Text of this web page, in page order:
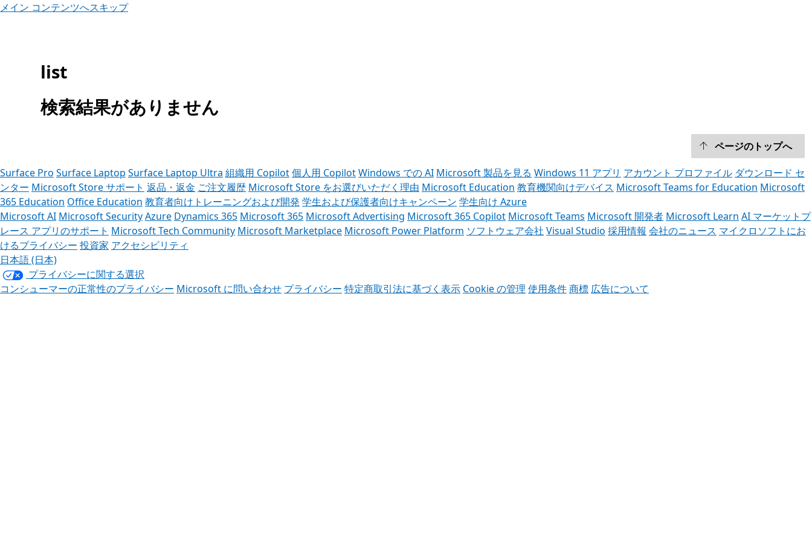
メイン コンテンツへスキップ
list
検索結果がありません
ページのトップへ
Surface Pro Surface Laptop Surface Laptop Ultra 組織用 Copilot個人用 CopilotWindows での AI Microsoft 製品を見る Windows 11 アプリ アカウント プロファイル ダウンロード セ
ンター Microsoft Store サポート 返品・返金 ご注文履歴 Microsoft Store をお選びいただく理由 Microsoft Education 教育機関向けデバイス Microsoft Teams for Education Microsoft
365 Education Office Education 教育者向けトレーニングおよび開発 学生および保護者向けキャンペーン 学生向け Azure
Microsoft AI Microsoft SecurityAzure Dynamics 365 Microsoft 365 Microsoft Advertising Microsoft 365 Copilot Microsoft Teams Microsoft 開発者 Microsoft Learn AI マーケットプ
レース アプリのサポート Microsoft Tech Community Microsoft Marketplace Microsoft Power Platform ソフトウェア会社 Visual Studio 採用情報 会社のニュース マイクロソフトにお
けるプライバシー 投資家 アクセシビリティ
日本語 (日本)
プライバシーに関する選択
コンシューマーの正常性のプライバシー Microsoft に問い合わせ プライバシー 特定商取引法に基づく表示 Cookie の管理 使用条件商標 広告について